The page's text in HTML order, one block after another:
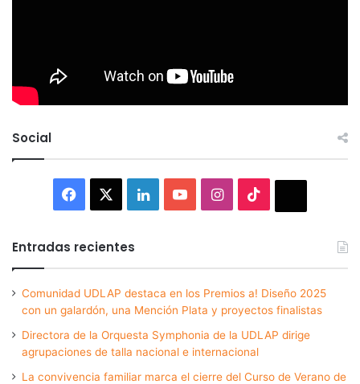
Social
Facebook LinkedInYouTubeInstagram
Entradas recientes
Comunidad UDLAP destaca en los Premios a! Diseño 2025
con un galardón, una Mención Plata y proyectos finalistas
Directora de la Orquesta Symphonia de la UDLAP dirige
agrupaciones de talla nacional e internacional
La convivencia familiar marca el cierre del Curso de Verano de